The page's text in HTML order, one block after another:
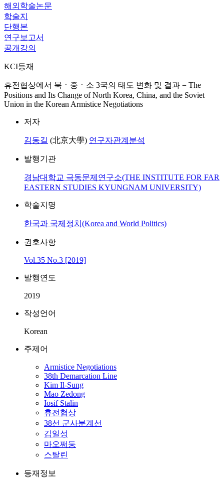
해외학술논문
학술지
단행본
연구보고서
공개강의
KCI등재
휴전협상에서 북ㆍ중ㆍ소 3국의 태도 변화 및 결과 = The
Positions and Its Change of North Korea, China, and the Soviet
Union in the Korean Armistice Negotiations
저자
김동길 (北京大學) 연구자관계분석
발행기관
경남대학교 극동문제연구소(THE INSTITUTE FOR FAR
EASTERN STUDIES KYUNGNAM UNIVERSITY)
학술지명
한국과 국제정치(Korea and World Politics)
권호사항
Vol.35 No.3 [2019]
발행연도
2019
작성언어
Korean
주제어
Armistice Negotiations
38th Demarcation Line
Kim Il-Sung
Mao Zedong
Iosif Stalin
휴전협상
38선 군사분계선
김일성
마오쩌둥
스탈린
등재정보